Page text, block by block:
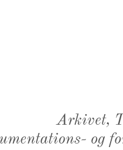
Arkivet,
og